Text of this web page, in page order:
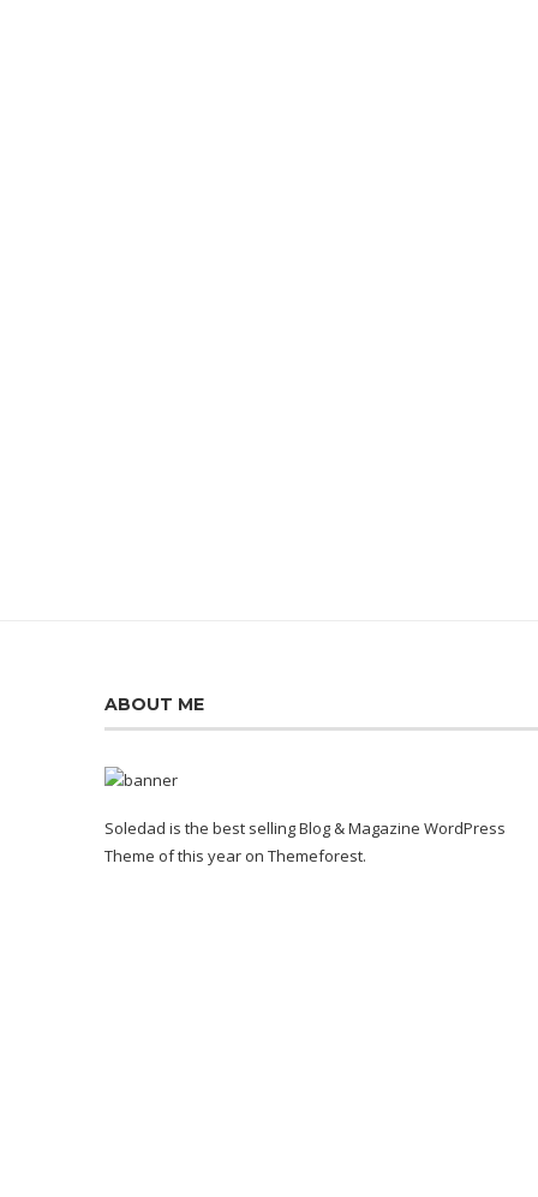
ABOUT ME
Soledad is the best selling Blog & Magazine WordPress
Theme of this year on Themeforest.